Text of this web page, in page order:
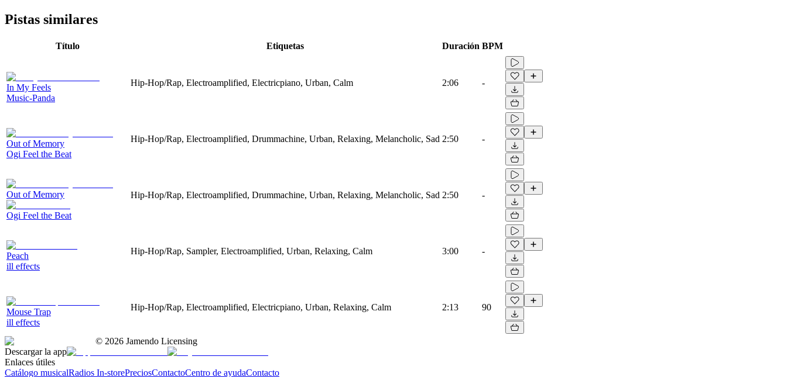
Pistas similares
Título Etiquetas Duración BPM
In My Feels
Music-Panda
Hip-Hop/Rap, Electroamplified, Electricpiano, Urban, Calm 2:06 -
Out of Memory
Ogi Feel the Beat
Hip-Hop/Rap, Electroamplified, Drummachine, Urban, Relaxing, Melancholic, Sad 2:50 -
Out of Memory
Ogi Feel the Beat
Hip-Hop/Rap, Electroamplified, Drummachine, Urban, Relaxing, Melancholic, Sad 2:50 -
Peach
ill effects
Hip-Hop/Rap, Sampler, Electroamplified, Urban, Relaxing, Calm 3:00 -
Mouse Trap
ill effects
Hip-Hop/Rap, Electroamplified, Electricpiano, Urban, Relaxing, Calm 2:13 90
© 2026 Jamendo Licensing
Descargar la app
Enlaces útiles
Catálogo musicalRadios In-storePreciosContactoCentro de ayudaContacto